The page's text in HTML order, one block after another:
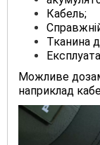
Кабель;
Тканина
Можливе
наприклад